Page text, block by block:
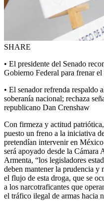
SHARE
• El presidente del Senado
Gobierno Federal para frenar
• El senador refrenda respaldo
soberanía nacional; rechaza
republicano Dan Crenshaw
Con firmeza y actitud
puesto un freno a la iniciativa
pretendían intervenir en
será apoyado desde la
Armenta, “los legisladores
deben mantener la prudencia y
el flujo de esta droga, que se
a los narcotraficantes que
el tráfico ilegal de armas hacia